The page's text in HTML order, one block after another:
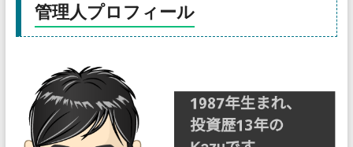
管理人プロフィール